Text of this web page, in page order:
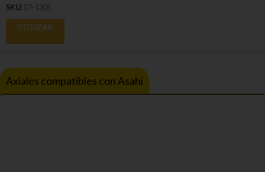
SKU: 07-1305
COTIZAR
Axiales compatibles con Asahi